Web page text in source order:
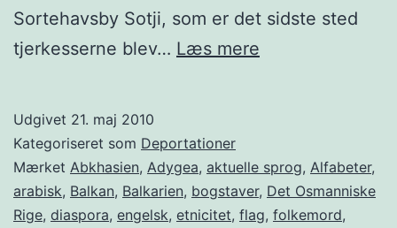
Sortehavsby Sotji, som er det sidste sted
tjerkesserne blev… Læs mere
2014
Udgivet 21. maj 2010
Kategoriseret som Deportationer
Mærket Abkhasien, Adygea, aktuelle sprog, Alfabeter,
arabisk, Balkan, Balkarien, bogstaver, Det Osmanniske
Rige, diaspora, engelsk, etnicitet, flag, folkemord,